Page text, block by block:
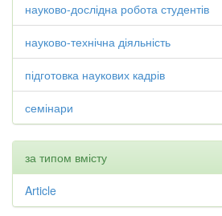
науково-дослідна робота студентів
науково-технічна діяльність
підготовка наукових кадрів
семінари
за типом вмісту
Article